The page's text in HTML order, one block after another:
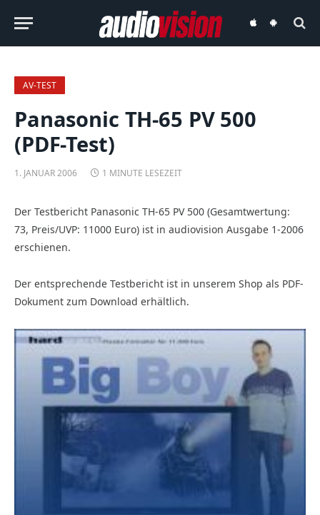
audiovisionaudiovision
AV-TEST
Panasonic TH-65 PV 500
(PDF-Test)
1. JANUAR 2006 1 MINUTE LESEZEIT
Der Testbericht Panasonic TH-65 PV 500 (Gesamtwertung:
73, Preis/UVP: 11000 Euro) ist in audiovision Ausgabe 1-2006
erschienen.
Der entsprechende Testbericht ist in unserem Shop als PDF-
Dokument zum Download erhältlich.